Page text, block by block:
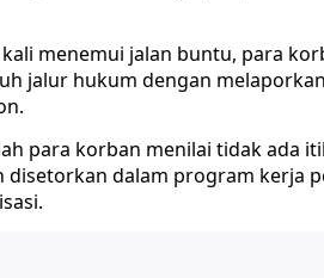
menemui jalan buntu, para
jalur hukum dengan
para korban menilai tidak ada
dalam program kerja